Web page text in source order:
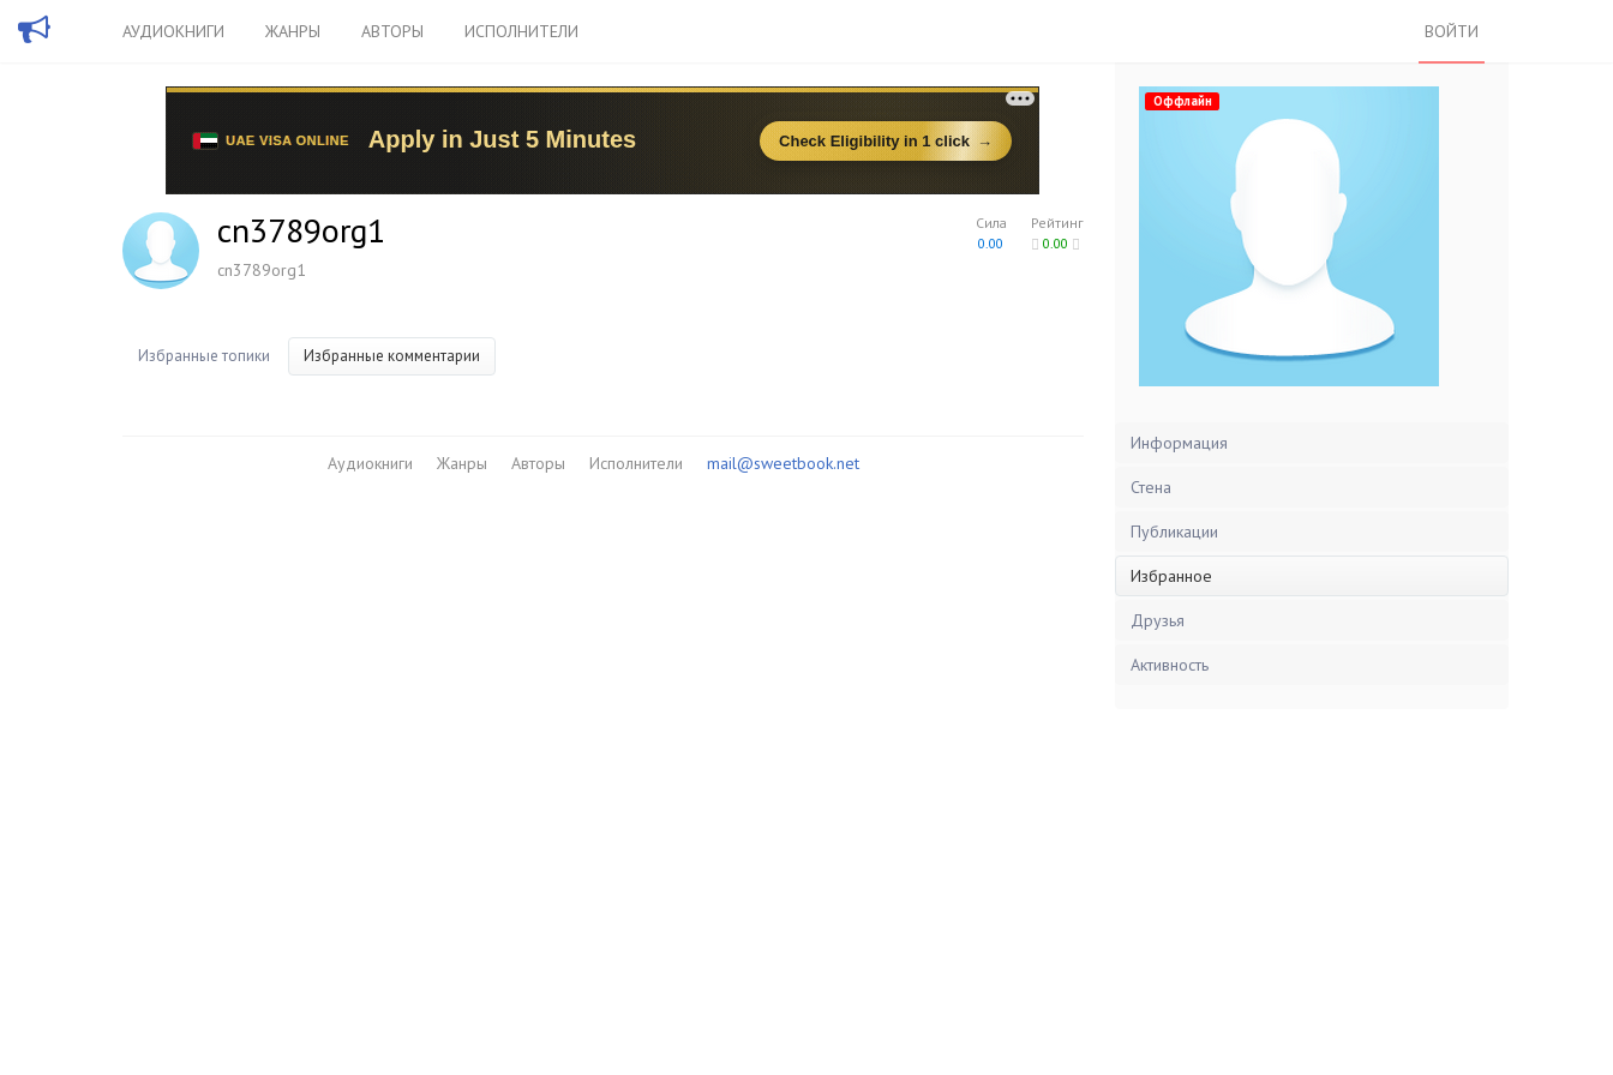
АУДИОКНИГИ ЖАНРЫ АВТОРЫ ИСПОЛНИТЕЛИ ВОЙТИ
Рейтинг
0.00
Сила
0.00
cn3789org1
cn3789org1
Избранные топики Избранные комментарии
Аудиокниги Жанры Авторы Исполнители mail@sweetbook.net
Оффлайн
Информация
Стена
Публикации
Избранное
Друзья
Активность